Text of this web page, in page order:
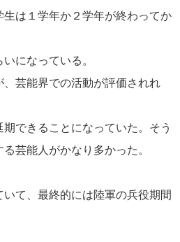
は１学年か２学年が終わってか
になっている。
芸能界での活動が評価されれ
できることになっていた。そう
芸能人がかなり多かった。
て、最終的には陸軍の兵役期間